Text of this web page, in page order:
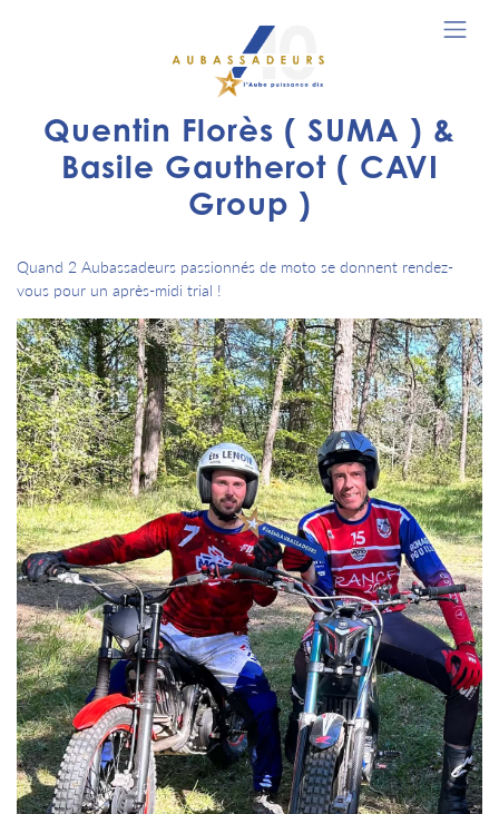
Quentin Florès ( SUMA ) &
Basile Gautherot ( CAVI
Group )
Quand 2 Aubassadeurs passionnés de moto se donnent rendez-
vous pour un après-midi trial !